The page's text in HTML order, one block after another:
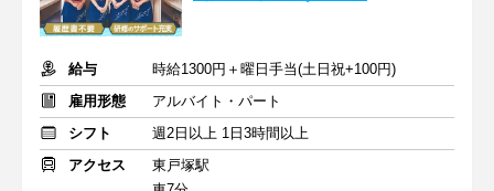
給与
時給1300円＋曜日手当(土日祝+100円)
雇用形態
アルバイト・パート
シフト
週2日以上 1日3時間以上
アクセス
東戸塚駅